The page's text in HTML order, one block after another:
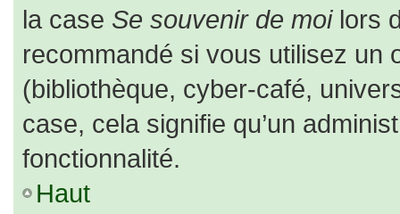
la case Se souvenir de moilors
recommandé si vous utilisez un
(bibliothèque, cyber-café,
case, cela signifie qu’un
fonctionnalité.
Haut